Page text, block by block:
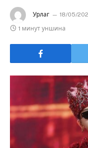
Урлаг 18/05/
1 минут уншина